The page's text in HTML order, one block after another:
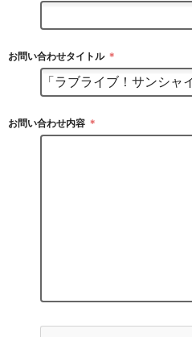
お問い合わせタイトル ＊
お問い合わせ内容 ＊